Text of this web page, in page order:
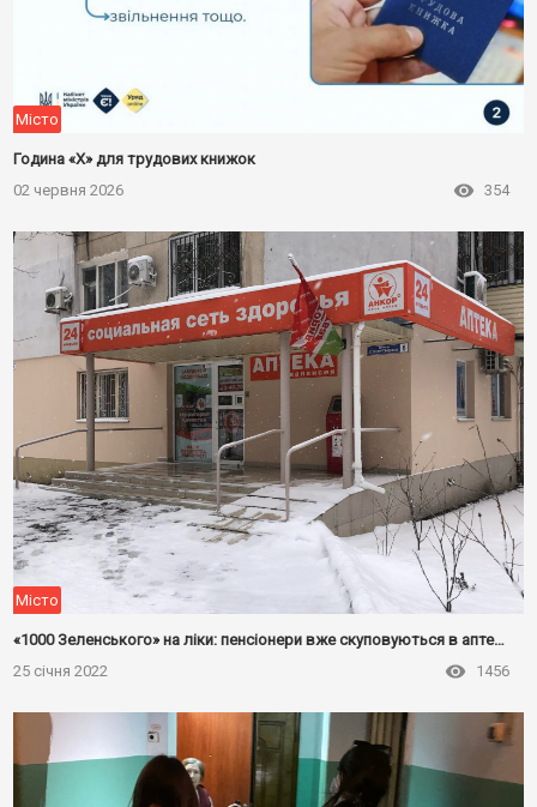
Місто
Година «Х» для трудових книжок
02 червня 2026
354
Місто
«1000 Зеленського» на ліки: пенсіонери вже скуповуються в аптеках Чорноморська
25 січня 2022
1456